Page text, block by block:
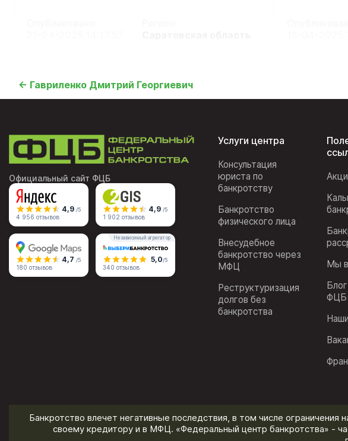
← Гавриленко Дмитрий Георгиевич
Официальный сайт ФЦБ
4,9 /5
4 956 отзывов
4,9 /5
1 902 отзывов
4,7 /5
180 отзывов
Независимый агрегатор
5,0/5
340 отзывов
Услуги центра
Консультация
юриста по
банкротству
Банкротство
физического лица
Внесудебное
банкротство через
МФЦ
Реструктуризация
долгов без
банкротства
Мы
ФЦБ
Банкротство влечет негативные последствия, в том числе
своему кредитору и в МФЦ. «Федеральный центр банкротства» -